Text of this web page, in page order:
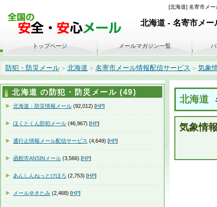
[北海道] 名寄市メ
北海道 - 名寄市メ
防犯・防災メール > 北海道 > 名寄市メール情報配信サービス > 気象
北海道
気象情
トップページ メールマガジン一覧
北海道 の防犯・防災メール (49)
北海道：防災情報メール (92,012) [HP]
ほくとくん防犯メール (46,967) [HP]
通行止情報メール配信サービス (4,649) [HP]
函館市ANSINメール (3,566) [HP]
あんしんねっとびほろ (2,753) [HP]
メール＠きたみ (2,468) [HP]